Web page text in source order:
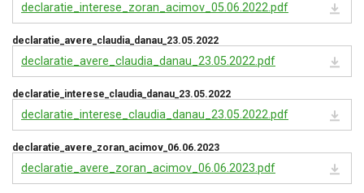
declaratie_interese_zoran_acimov_05.06.2022.pdf
declaratie_avere_claudia_danau_23.05.2022
declaratie_avere_claudia_danau_23.05.2022.pdf
declaratie_interese_claudia_danau_23.05.2022
declaratie_interese_claudia_danau_23.05.2022.pdf
declaratie_avere_zoran_acimov_06.06.2023
declaratie_avere_zoran_acimov_06.06.2023.pdf